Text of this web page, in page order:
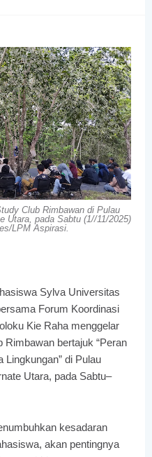
Club Rimbawan di Pulau
Utara, pada Sabtu (1//11/2025)
LPM Aspirasi.
Sylva Universitas
Forum Koordinasi
Kie Raha menggelar
bertajuk “Peran
di Pulau
Utara, pada Sabtu–
kesadaran
akan pentingnya